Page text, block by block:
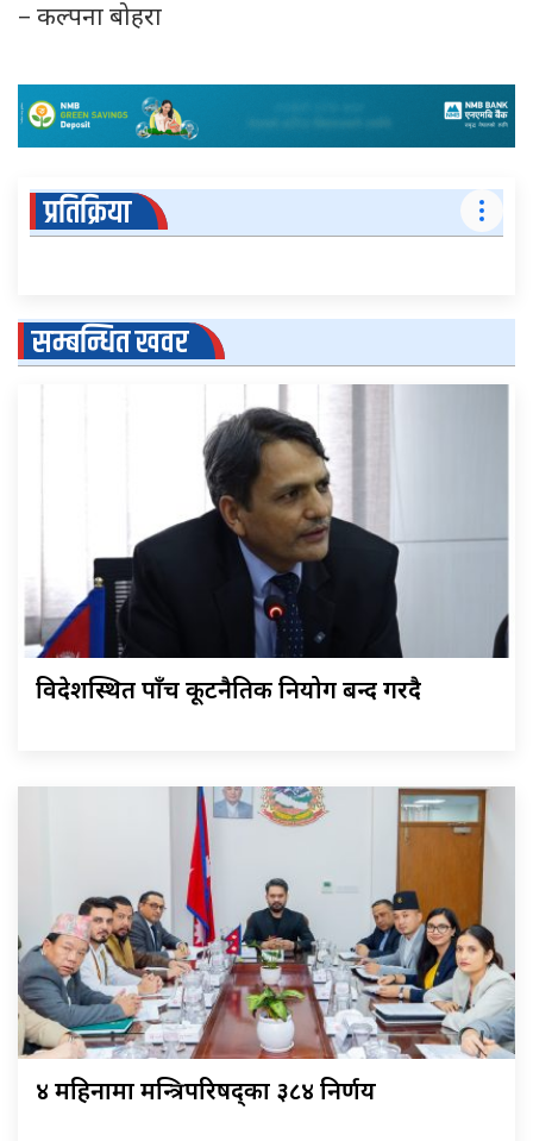
– कल्पना बोहरा
प्रतिक्रिया
सम्बन्धित खवर
विदेशस्थित पाँच कूटनैतिक नियोग बन्द गरिँदै
४ महिनामा मन्त्रिपरिषद्का ३८४ निर्णय